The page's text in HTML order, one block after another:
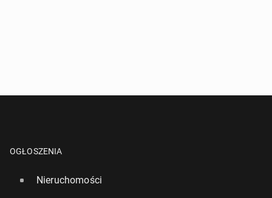
OGŁOSZENIA
Nieruchomości